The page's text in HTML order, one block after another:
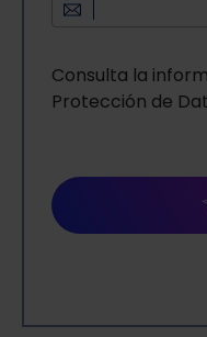
Consulta la
Protección de